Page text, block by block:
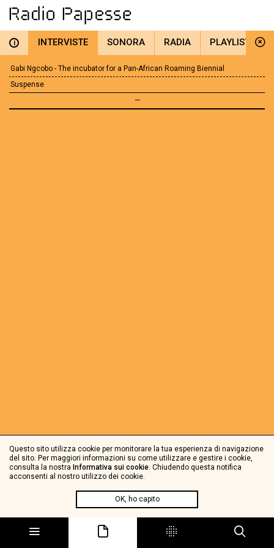
i INTERVISTE SONORA RADIA PLAYLIST
Gabi Ngcobo - The incubator for a Pan-African Roaming Biennial
Suspense
—
Questo sito utilizza cookie per monitorare la tua esperienza di navigazione
del sito. Per maggiori informazioni su come utilizzare e gestire i cookie,
consulta la nostra Informativa sui cookie. Chiudendo questa notifica
acconsenti al nostro utilizzo dei cookie.
OK, ho capito